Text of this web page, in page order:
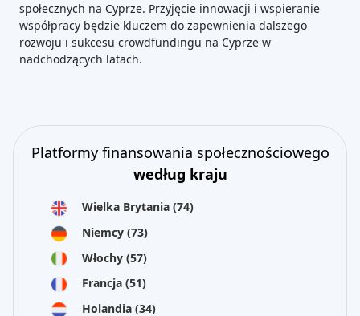
społecznych na Cyprze. Przyjęcie innowacji i wspieranie
współpracy będzie kluczem do zapewnienia dalszego
rozwoju i sukcesu crowdfundingu na Cyprze w
nadchodzących latach.
Platformy finansowania społecznościowego
według kraju
Wielka Brytania (74)
Niemcy (73)
Włochy (57)
Francja (51)
Holandia (34)